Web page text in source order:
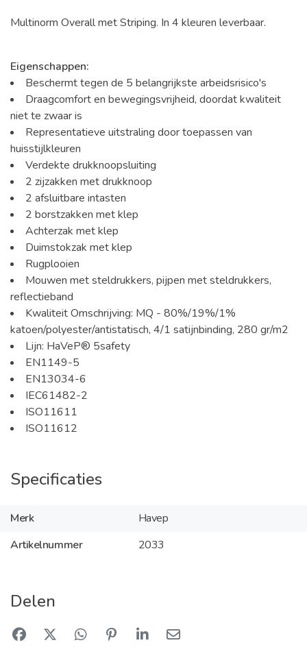
Multinorm Overall met Striping. In 4 kleuren leverbaar.
Eigenschappen:
Beschermt tegen de 5 belangrijkste arbeidsrisico's
Draagcomfort en bewegingsvrijheid, doordat kwaliteit
niet te zwaar is
Representatieve uitstraling door toepassen van
huisstijlkleuren
Verdekte drukknoopsluiting
2 zijzakken met drukknoop
2 afsluitbare intasten
2 borstzakken met klep
Achterzak met klep
Duimstokzak met klep
Rugplooien
Mouwen met steldrukkers, pijpen met steldrukkers,
reflectieband
Kwaliteit Omschrijving: MQ - 80%/19%/1%
katoen/polyester/antistatisch, 4/1 satijnbinding, 280 gr/m2
Lijn: HaVeP® 5safety
EN1149-5
EN13034-6
IEC61482-2
ISO11611
ISO11612
Specificaties
Merk
Havep
Artikelnummer
2033
Delen